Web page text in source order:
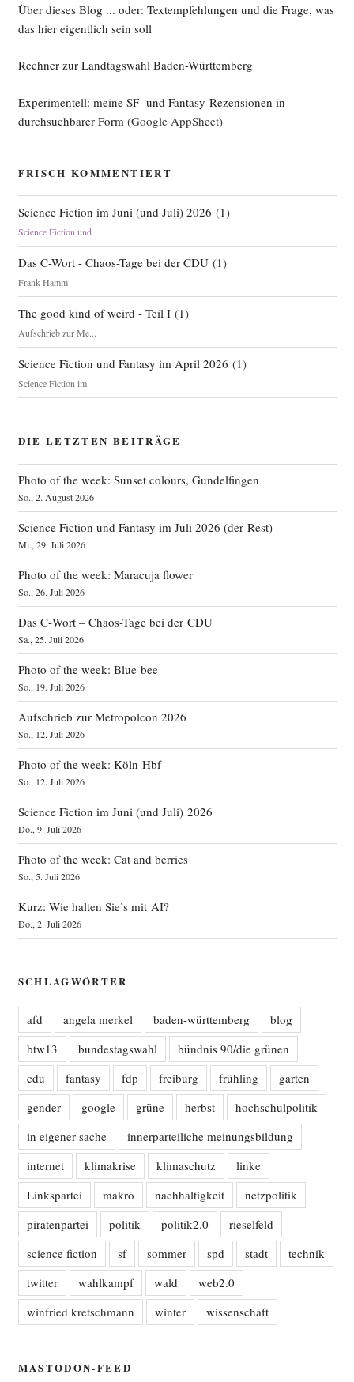
Über dieses Blog ... oder: Textempfehlungen und die Frage, was
das hier eigentlich sein soll
Rechner zur Landtagswahl Baden-Württemberg
Experimentell: meine SF- und Fantasy-Rezensionen in
durchsuchbarer Form (Google AppSheet)
FRISCH KOMMENTIERT
Science Fiction im Juni (und Juli) 2026 (1)
Science Fiction und
Das C-Wort - Chaos-Tage bei der CDU(1)
Frank Hamm
The good kind of weird - Teil I(1)
Aufschrieb zur Me...
Science Fiction und Fantasy im April 2026 (1)
Science Fiction im
DIE LETZTEN BEITRÄGE
Photo of the week: Sunset colours, Gundelfingen
So., 2. August 2026
Science Fiction und Fantasy im Juli 2026 (der Rest)
Mi., 29. Juli 2026
Photo of the week: Maracuja flower
So., 26. Juli 2026
Das C‑Wort – Chaos-Tage bei der CDU
Sa., 25. Juli 2026
Photo of the week: Blue bee
So., 19. Juli 2026
Aufschrieb zur Metropolcon 2026
So., 12. Juli 2026
Photo of the week: Köln Hbf
So., 12. Juli 2026
Science Fiction im Juni (und Juli) 2026
Do., 9. Juli 2026
Photo of the week: Cat and berries
So., 5. Juli 2026
Kurz: Wie halten Sie’s mit AI?
Do., 2. Juli 2026
SCHLAGWÖRTER
afd angela merkel baden-württemberg
blog
btw13
bundestagswahl
bündnis 90/die grünen
cdu
fantasy fdp freiburg frühling
garten
gender
google grüne herbst
hochschulpolitik
in eigener sache
innerparteiliche meinungsbildung
internet
klimakrise klimaschutz
linke
Linkspartei
makro nachhaltigkeit
netzpolitik
piratenpartei
politik politik2.0
rieselfeld
science fiction
sf sommer spd stadt
technik
twitter
wahlkampf wald
web2.0
winfried kretschmann
winter wissenschaft
MASTODON-FEED